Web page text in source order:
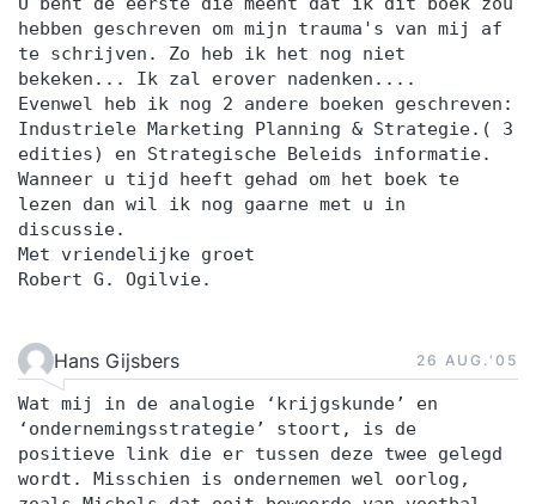
hebben geschreven om mijn trauma's van mij af
te schrijven. Zo heb ik het nog niet
bekeken... Ik zal erover nadenken....
Evenwel heb ik nog 2 andere boeken geschreven:
Industriele Marketing Planning & Strategie.( 3
edities) en Strategische Beleids informatie.
Wanneer u tijd heeft gehad om het boek te
lezen dan wil ik nog gaarne met u in
discussie.
Met vriendelijke groet
Robert G. Ogilvie.
Hans Gijsbers 26 AUG.‘05
Wat mij in de analogie ‘krijgskunde’ en
‘ondernemingsstrategie’ stoort, is de
positieve link die er tussen deze twee gelegd
wordt. Misschien is ondernemen wel oorlog,